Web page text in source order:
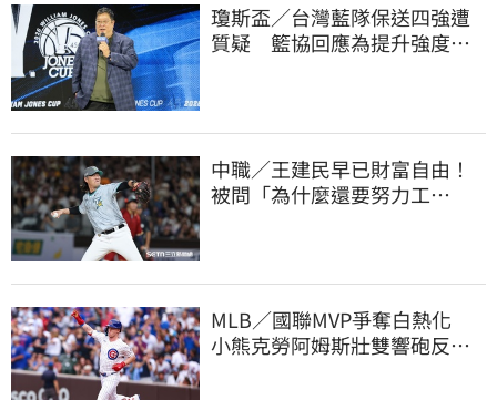
瓊斯盃／台灣藍隊保送四強遭
質疑 籃協回應為提升強度！
中職／王建民早已財富自由！
被問「為什麼還要努力工
MLB／國聯MVP爭奪白熱化
小熊克勞阿姆斯壯雙響砲反超